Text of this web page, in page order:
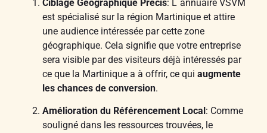
Ciblage Géographique Précis: L´annuaire VSVM
est spécialisé sur la région Martinique et attire
une audience intéressée par cette zone
géographique. Cela signifie que votre entreprise
sera visible par des visiteurs déjà intéressés par
ce que la Martinique a à offrir, ce quiaugmente
les chances de conversion.
Amélioration du Référencement Local : Comme
souligné dans les ressources trouvées, le